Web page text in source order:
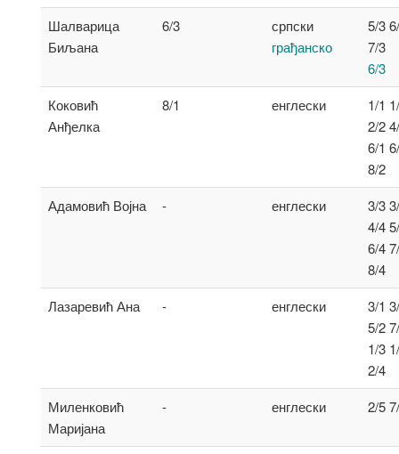
Шалварица
Биљана
6/3
српски
грађанско
5/3
7/3
6/3
Коковић
Анђелка
8/1 енглески
1/1
2/2
6/1
8/2
Адамовић Војна
- енглески
3/3
4/4
6/4
8/4
Лазаревић Ана
- енглески
3/1
5/2
1/3
2/4
Миленковић
Маријана
- енглески 2/5